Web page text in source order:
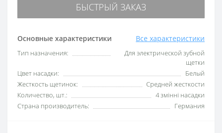
Основные характеристики Все характеристики
Тип назначения:
Для электрической зубной
щетки
Цвет насадки:
Белый
Жесткость щетинок:
Средней жесткости
Количество, шт.:
4 змінні насадки
Страна производитель:
Германия
БЫСТРЫЙ ЗАКАЗ